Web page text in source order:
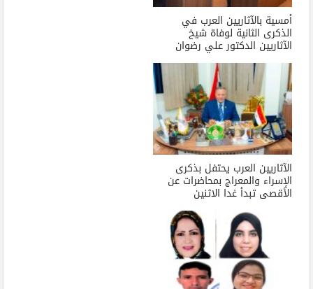
أمسية بالآثاريين العرب في
الذكرى الثانية لوفاة شيخ
الآثاريين الدكتور علي رضوان
الآثاريين العرب يحتفل بذكرى
الإسراء والمعراج بمحاضرات عن
الأقصى تبدأ غدا الاثنين